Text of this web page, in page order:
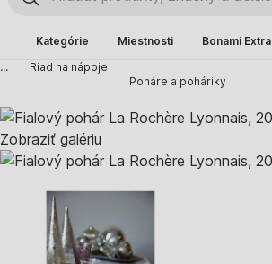
Kategórie Miestnosti Bonami Extra
...
Riad na nápoje
Poháre a poháriky
Zobraziť galériu